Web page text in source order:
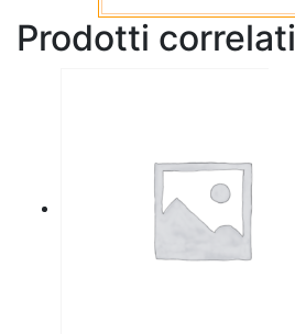
Prodotti correlati